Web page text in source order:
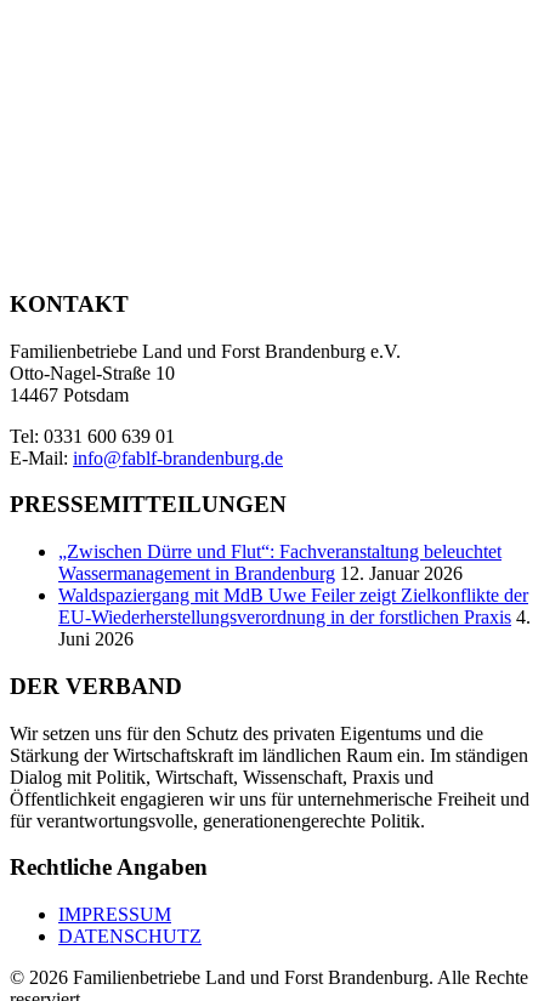
KONTAKT
Familienbetriebe Land und Forst Brandenburg e.V.
Otto-Nagel-Straße 10
14467 Potsdam
Tel: 0331 600 639 01
E-Mail: info@fablf-brandenburg.de
PRESSEMITTEILUNGEN
„Zwischen Dürre und Flut“: Fachveranstaltung beleuchtet
Wassermanagement in Brandenburg 12. Januar 2026
Waldspaziergang mit MdB Uwe Feiler zeigt Zielkonflikte der
EU-Wiederherstellungsverordnung in der forstlichen Praxis 4.
Juni 2026
DER VERBAND
Wir setzen uns für den Schutz des privaten Eigentums und die
Stärkung der Wirtschaftskraft im ländlichen Raum ein. Im ständigen
Dialog mit Politik, Wirtschaft, Wissenschaft, Praxis und
Öffentlichkeit engagieren wir uns für unternehmerische Freiheit und
für verantwortungsvolle, generationengerechte Politik.
Rechtliche Angaben
IMPRESSUM
DATENSCHUTZ
© 2026 Familienbetriebe Land und Forst Brandenburg. Alle Rechte